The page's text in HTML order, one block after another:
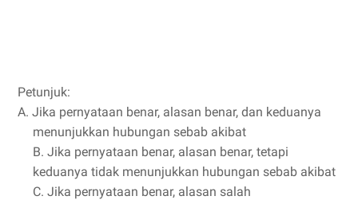
Petunjuk:
A. Jika pernyataan benar, alasan benar, dan keduanya
menunjukkan hubungan sebab akibat
B. Jika pernyataan benar, alasan benar, tetapi
keduanya tidak menunjukkan hubungan sebab akibat
C. Jika pernyataan benar, alasan salah